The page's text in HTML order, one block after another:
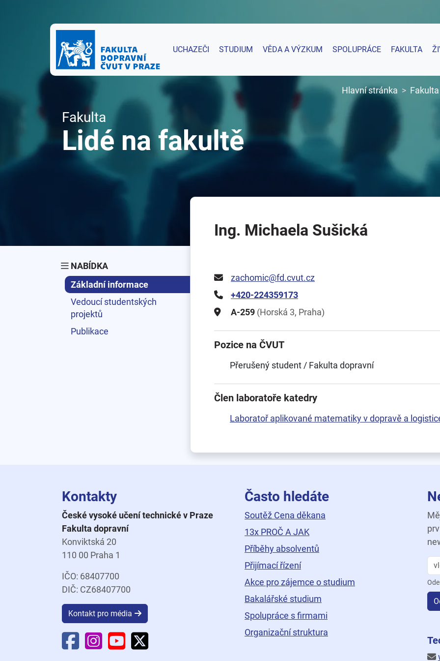
UCHAZEČI STUDIUM VĚDA A VÝZKUM SPOLUPRÁCE FAKULTA
Hlavní stránka Fakulta
Fakulta
Lidé na fakultě
NABÍDKA
Základní informace
Vedoucí studentských
projektů
Publikace
Ing. Michaela Sušická
zachomic@fd.cvut.cz
+420-224359173
A-259 (Horská 3, Praha)
Pozice na ČVUT
Přerušený student / Fakulta dopravní
Člen laboratoře katedry
Laboratoř aplikované matematiky v dopravě a
Kontakty
České vysoké učení technické v Praze
Fakulta dopravní
Konviktská 20
110 00 Praha 1
IČO: 68407700
DIČ: CZ68407700
Kontakt pro média
Facebook Fakulty dopravní
Instagram Fakulty dopravní
YouTube Fakulty dopravní
X Fakulty dopravní
Často hledáte
Soutěž Cena děkana
13x PROČ A JAK
Příběhy absolventů
Přijímací řízení
Akce pro zájemce o studium
Bakalářské studium
Spolupráce s firmami
Organizační struktura